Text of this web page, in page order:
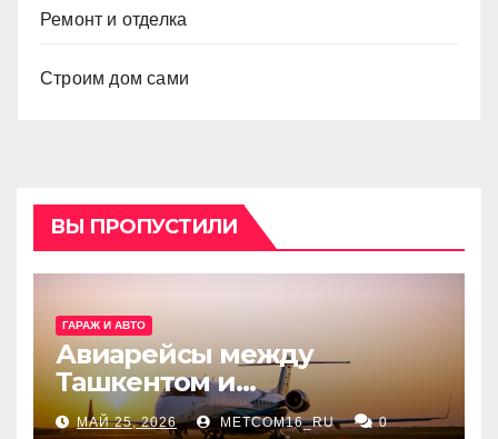
Ремонт и отделка
Строим дом сами
ВЫ ПРОПУСТИЛИ
ГАРАЖ И АВТО
Авиарейсы между
Ташкентом и
Екатеринбургом
МАЙ 25, 2026 METCOM16_RU 0